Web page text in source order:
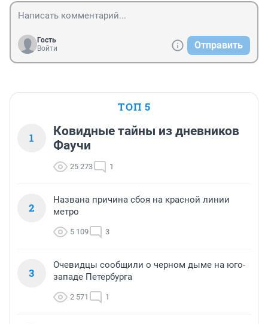
Гость
Войти
Отправить
ТОП 5
1
Ковидные тайны из дневников
Фаучи
25 273 1
2
Названа причина сбоя на красной линии
метро
5 109 3
3
Очевидцы сообщили о черном дыме на юго-
западе Петербурга
2 571 1